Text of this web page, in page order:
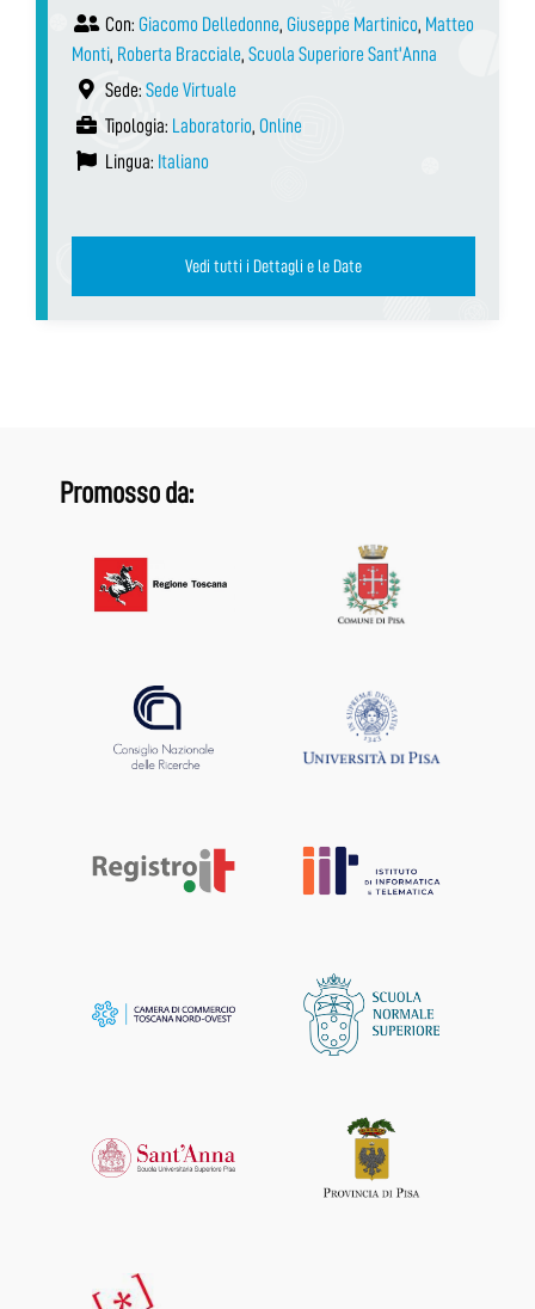
Con: Giacomo Delledonne, Giuseppe Martinico, Matteo
Monti, Roberta Bracciale, Scuola Superiore Sant'Anna
Sede: Sede Virtuale
Tipologia: Laboratorio, Online
Lingua: Italiano
Vedi tutti i Dettagli e le Date
Promosso da: